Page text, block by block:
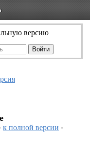
версию
к полной версии -